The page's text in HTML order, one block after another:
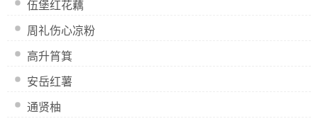
伍堡红花藕
周礼伤心凉粉
高升筲箕
安岳红薯
通贤柚